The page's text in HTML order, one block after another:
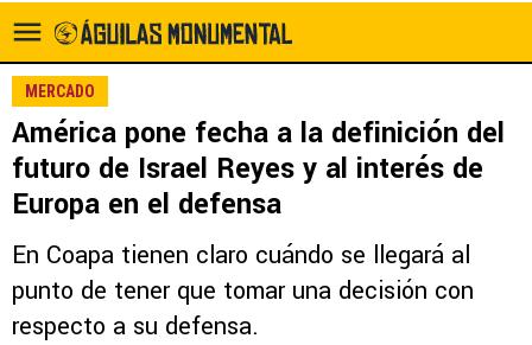
MERCADO
América pone fecha a la definición del
futuro de Israel Reyes y al interés de
Europa en el defensa
En Coapa tienen claro cuándo se llegará al
punto de tener que tomar una decisión con
respecto a su defensa.